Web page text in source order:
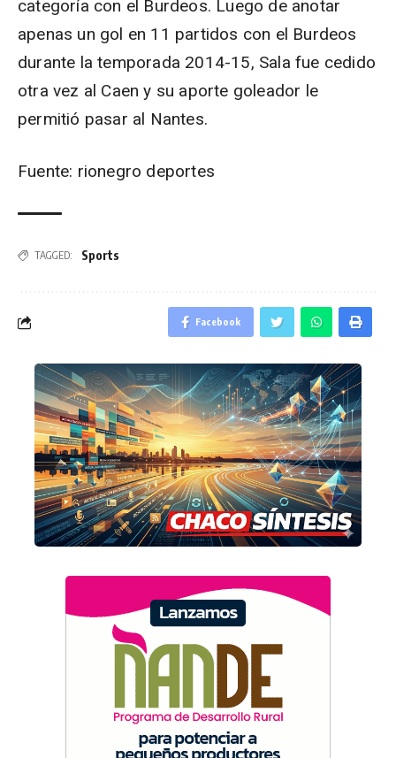
categoría con el Burdeos. Luego de anotar
apenas un gol en 11 partidos con el Burdeos
durante la temporada 2014-15, Sala fue cedido
otra vez al Caen y su aporte goleador le
permitió pasar al Nantes.
Fuente: rionegro deportes
TAGGED: Sports
Facebook